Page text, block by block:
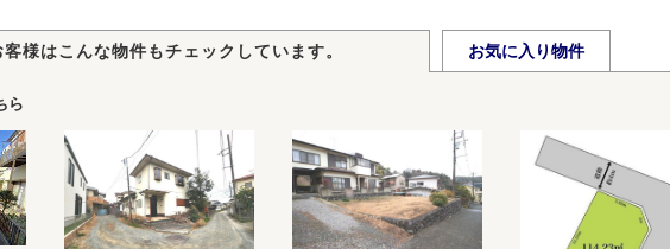
様はこんな物件もチェックしています。 お気に入り物件
ら